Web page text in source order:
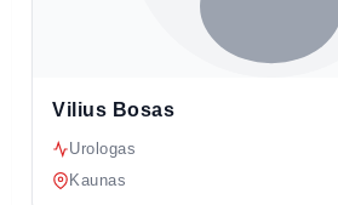
Vilius Bosas
Urologas
Kaunas